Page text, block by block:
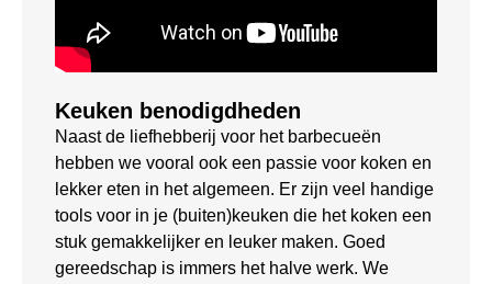
Keuken benodigdheden
Naast de liefhebberij voor het barbecueën
hebben we vooral ook een passie voor koken en
lekker eten in het algemeen. Er zijn veel handige
tools voor in je (buiten)keuken die het koken een
stuk gemakkelijker en leuker maken. Goed
gereedschap is immers het halve werk. We